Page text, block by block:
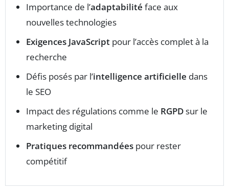
Importance de l’adaptabilité face aux
nouvelles technologies
Exigences JavaScript pour l’accès complet à la
recherche
Défis posés par l’intelligence artificielle dans
le SEO
Impact des régulations comme le RGPDsur le
marketing digital
Pratiques recommandées pour rester
compétitif